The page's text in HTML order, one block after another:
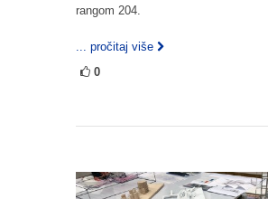
rangom 204.
... pročitaj više
0